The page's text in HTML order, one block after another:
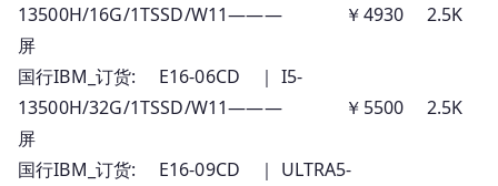
13500H/16G/1TSSD/W11——— ￥4930 2.5K
屏
国行IBM_订货: E16-06CD ｜ I5-
13500H/32G/1TSSD/W11——— ￥5500 2.5K
屏
国行IBM_订货: E16-09CD ｜ ULTRA5-